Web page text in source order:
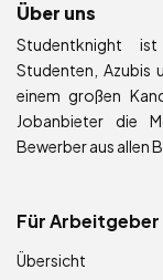
Über uns
Studentknight
Studenten, Azubis
einem großen
Jobanbieter die
Bewerber aus allen
Für Arbeitgeber
Übersicht